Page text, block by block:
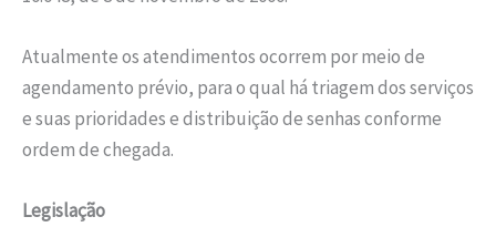
Atualmente os atendimentos ocorrem por meio de
agendamento prévio, para o qual há triagem dos serviços
e suas prioridades e distribuição de senhas conforme
ordem de chegada.
Legislação